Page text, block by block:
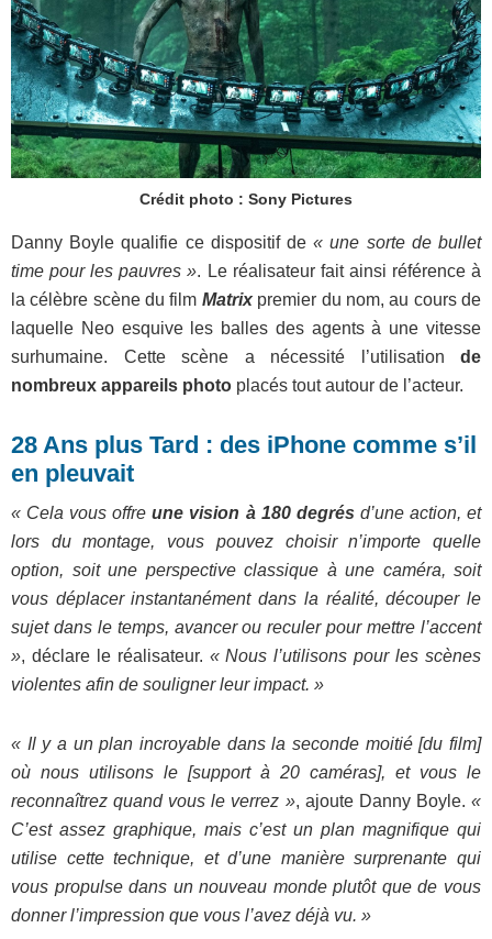
Crédit photo : Sony Pictures
Danny Boyle qualifie ce dispositif de« une sorte de bullet
time pour les pauvres ». Le réalisateur fait ainsi référence à
la célèbre scène du film Matrix premier du nom, au cours de
laquelle Neo esquive les balles des agents à une vitesse
surhumaine. Cette scène a nécessité l’utilisation de
nombreux appareils photo placés tout autour de l’acteur.
28 Ans plus Tard : des iPhone comme s’il
en pleuvait
« Cela vous offreune vision à 180 degrés d’une action, et
lors du montage, vous pouvez choisir n’importe quelle
option, soit une perspective classique à une caméra, soit
vous déplacer instantanément dans la réalité, découper le
sujet dans le temps, avancer ou reculer pour mettre l’accent
», déclare le réalisateur. « Nous l’utilisons pour les scènes
violentes afin de souligner leur impact. »
« Il y a un plan incroyable dans la seconde moitié [du film]
où nous utilisons le [support à 20 caméras], et vous le
reconnaîtrez quand vous le verrez », ajoute Danny Boyle.«
C’est assez graphique, mais c’est un plan magnifique qui
utilise cette technique, et d’une manière surprenante qui
vous propulse dans un nouveau monde plutôt que de vous
donner l’impression que vous l’avez déjà vu. »